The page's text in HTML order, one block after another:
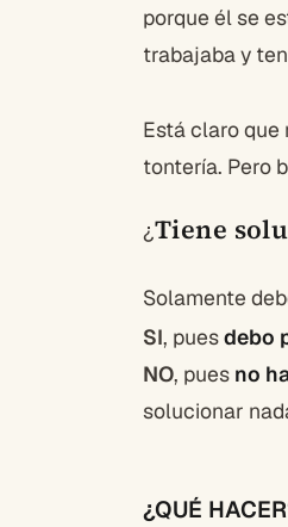
porque él se
trabajaba y
Está claro que
tontería. Pero
¿Tiene
Solamente
SI, puesdebo
NO, pues no
solucionar
¿QUÉ